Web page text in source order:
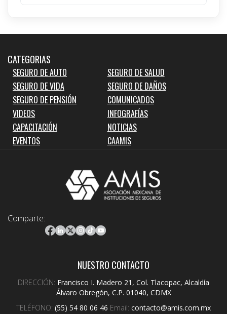
CATEGORIAS
SEGURO DE AUTO
SEGURO DE SALUD
SEGURO DE VIDA
SEGURO DE DAÑOS
SEGURO DE PENSIÓN
COMUNICADOS
VIDEOS
INFOGRAFÍAS
CAPACITACIÓN
NOTICIAS
EVENTOS
CAAMIS
Comparte:
NUESTRO CONTACTO
DIRECCIÓN: Francisco I. Madero 21, Col. Tlacopac, Alcaldía
Álvaro Obregón, C.P. 01040, CDMX
TELÉFONO: (55) 54 80 06 46 Email: contacto@amis.com.mx